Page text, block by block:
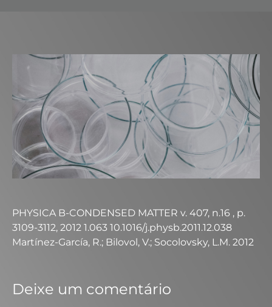
PHYSICA B-CONDENSED MATTER v. 407, n.16 , p.
3109-3112, 2012 1.063 10.1016/j.physb.2011.12.038
Martínez-García, R.; Bilovol, V.; Socolovsky, L.M. 2012
Deixe um comentário